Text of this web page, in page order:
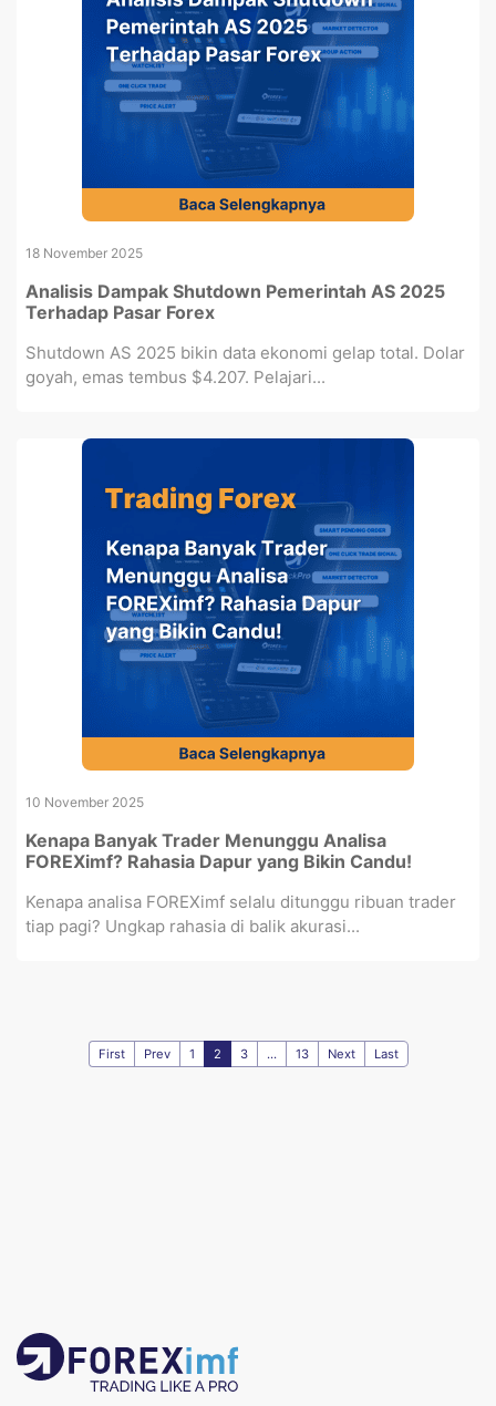
18 November 2025
Analisis Dampak Shutdown Pemerintah AS 2025
Terhadap Pasar Forex
Shutdown AS 2025 bikin data ekonomi gelap total. Dolar
goyah, emas tembus $4.207. Pelajari...
10 November 2025
Kenapa Banyak Trader Menunggu Analisa
FOREXimf? Rahasia Dapur yang Bikin Candu!
Kenapa analisa FOREXimf selalu ditunggu ribuan trader
tiap pagi? Ungkap rahasia di balik akurasi...
First Prev 1 2 3 ... 13 Next Last